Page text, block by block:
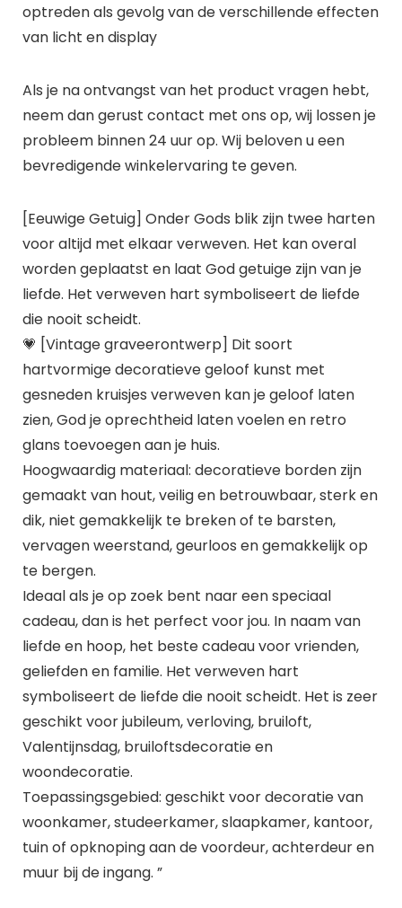
optreden als gevolg van de verschillende effecten
van licht en display
Als je na ontvangst van het product vragen hebt,
neem dan gerust contact met ons op, wij lossen je
probleem binnen 24 uur op. Wij beloven u een
bevredigende winkelervaring te geven.
[Eeuwige Getuig] Onder Gods blik zijn twee harten
voor altijd met elkaar verweven. Het kan overal
worden geplaatst en laat God getuige zijn van je
liefde. Het verweven hart symboliseert de liefde
die nooit scheidt.
💗 [Vintage graveerontwerp] Dit soort
hartvormige decoratieve geloof kunst met
gesneden kruisjes verweven kan je geloof laten
zien, God je oprechtheid laten voelen en retro
glans toevoegen aan je huis.
Hoogwaardig materiaal: decoratieve borden zijn
gemaakt van hout, veilig en betrouwbaar, sterk en
dik, niet gemakkelijk te breken of te barsten,
vervagen weerstand, geurloos en gemakkelijk op
te bergen.
Ideaal als je op zoek bent naar een speciaal
cadeau, dan is het perfect voor jou. In naam van
liefde en hoop, het beste cadeau voor vrienden,
geliefden en familie. Het verweven hart
symboliseert de liefde die nooit scheidt. Het is zeer
geschikt voor jubileum, verloving, bruiloft,
Valentijnsdag, bruiloftsdecoratie en
woondecoratie.
Toepassingsgebied: geschikt voor decoratie van
woonkamer, studeerkamer, slaapkamer, kantoor,
tuin of opknoping aan de voordeur, achterdeur en
muur bij de ingang. ”